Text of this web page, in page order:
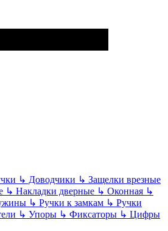
↳ Доводчики ↳ Защелки врезные
↳ Накладки дверные ↳ Оконная ↳
↳ Ручки к замкам ↳ Ручки
↳ Упоры ↳ Фиксаторы ↳ Цифры